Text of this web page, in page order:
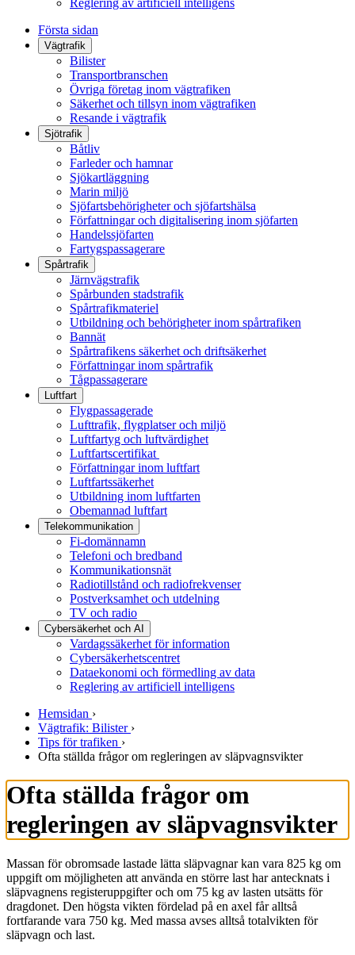
Reglering av artificiell intelligens
Första sidan
Vägtrafik
Bilister
Transportbranschen
Övriga företag inom vägtrafiken
Säkerhet och tillsyn inom vägtrafiken
Resande i vägtrafik
Sjötrafik
Båtliv
Farleder och hamnar
Sjökartläggning
Marin miljö
Sjöfartsbehörigheter och sjöfartshälsa
Författningar och digitalisering inom sjöfarten
Handelssjöfarten
Fartygspassagerare
Spårtrafik
Järnvägstrafik
Spårbunden stadstrafik
Spårtrafikmateriel
Utbildning och behörigheter inom spårtrafiken
Bannät
Spårtrafikens säkerhet och driftsäkerhet
Författningar inom spårtrafik
Tågpassagerare
Luftfart
Flygpassagerade
Lufttrafik, flygplatser och miljö
Luftfartyg och luftvärdighet
Luftfartscertifikat
Författningar inom luftfart
Luftfartssäkerhet
Utbildning inom luftfarten
Obemannad luftfart
Telekommunikation
Fi-domännamn
Telefoni och bredband
Kommunikationsnät
Radiotillstånd och radiofrekvenser
Postverksamhet och utdelning
TV och radio
Cybersäkerhet och AI
Vardagssäkerhet för information
Cybersäkerhetscentret
Dataekonomi och förmedling av data
Reglering av artificiell intelligens
Hemsidan ›
Vägtrafik: Bilister ›
Tips för trafiken ›
Ofta ställda frågor om regleringen av släpvagnsvikter
Ofta ställda frågor om
regleringen av släpvagnsvikter
Massan för obromsade lastade lätta släpvagnar kan vara 825 kg om
uppgift om möjligheten att använda en större last har antecknats i
släpvagnens registeruppgifter och om 75 kg av lasten utsätts för
dragdonet. Den högsta vikten fördelad på en axel får alltså
fortfarande vara 750 kg. Med massa avses alltså totalvikten för
släpvagn och last.